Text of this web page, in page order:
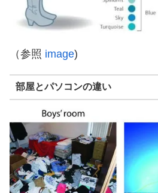
（参照 image)
部屋とパソコンの違い